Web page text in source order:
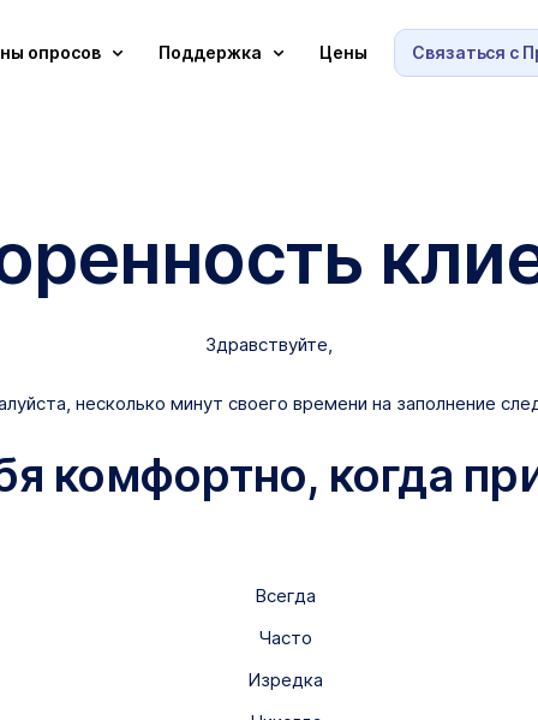
Связаться с
опросов Поддержка Цены
Здравствуйте,
несколько минут своего времени на заполнение
комфортно, когда
Всегда
Часто
Изредка